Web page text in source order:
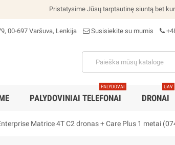
Pristatysime Jūsų tarptautinę siuntą bet
00-697 Varšuva, Lenkija Susisiekite su mumis
PALYDOVINIAI TELEFONAI
PALYDOVAI
DRONAI
UAV
Matrice 4T C2 dronas + Care Plus 1 metai